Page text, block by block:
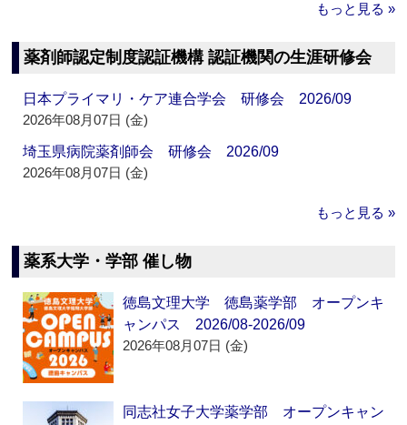
もっと見る »
薬剤師認定制度認証機構 認証機関の生涯研修会
日本プライマリ・ケア連合学会 研修会 2026/09
2026年08月07日 (金)
埼玉県病院薬剤師会 研修会 2026/09
2026年08月07日 (金)
もっと見る »
薬系大学・学部 催し物
徳島文理大学 徳島薬学部 オープンキ
ャンパス 2026/08-2026/09
2026年08月07日 (金)
同志社女子大学薬学部 オープンキャン